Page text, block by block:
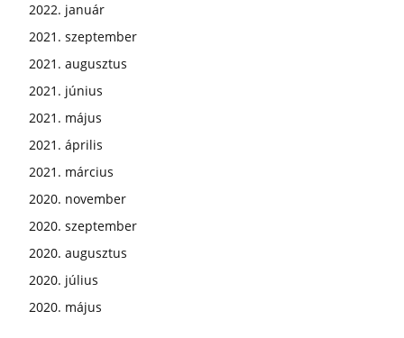
2022. január
2021. szeptember
2021. augusztus
2021. június
2021. május
2021. április
2021. március
2020. november
2020. szeptember
2020. augusztus
2020. július
2020. május